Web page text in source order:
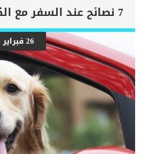
من العلامات سنتعرف عليها فى هذا
الناتجة عن فرط اللعق عند الكلاب
حالة كلبك على تحديد المشكلة
يكون للكلب استعداد وراثى لحالة
علاجها. اعراض البشرة المؤلمة عند
باختلاف نوع المرض او الاضطراب
عام: تندب تورم بثور جلدية كدمات
الجلدتصبغ تقرحات ألم عند الحركة
كما ذكرنا ان هناك العديد من
26 فبراير 2018